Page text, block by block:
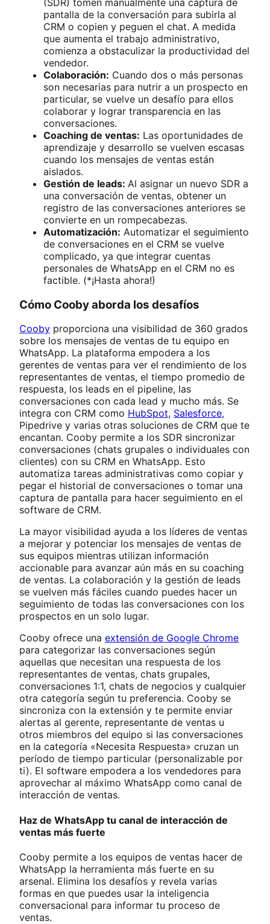
pantalla de la conversación para subirla al
CRM o copien y peguen el chat. A medida
que aumenta el trabajo administrativo,
comienza a obstaculizar la productividad del
vendedor.
Colaboración: Cuando dos o más personas
son necesarias para nutrir a un prospecto en
particular, se vuelve un desafío para ellos
colaborar y lograr transparencia en las
conversaciones.
Coaching de ventas: Las oportunidades de
aprendizaje y desarrollo se vuelven escasas
cuando los mensajes de ventas están
aislados.
Gestión de leads: Al asignar un nuevo SDR a
una conversación de ventas, obtener un
registro de las conversaciones anteriores se
convierte en un rompecabezas.
Automatización: Automatizar el seguimiento
de conversaciones en el CRM se vuelve
complicado, ya que integrar cuentas
personales de WhatsApp en el CRM no es
factible. (*¡Hasta ahora!)
Cómo Cooby aborda los desafíos
Cooby proporciona una visibilidad de 360 grados
sobre los mensajes de ventas de tu equipo en
WhatsApp. La plataforma empodera a los
gerentes de ventas para ver el rendimiento de los
representantes de ventas, el tiempo promedio de
respuesta, los leads en el pipeline, las
conversaciones con cada lead y mucho más. Se
integra con CRM como HubSpot, Salesforce,
Pipedrive y varias otras soluciones de CRM que te
encantan. Cooby permite a los SDR sincronizar
conversaciones (chats grupales o individuales con
clientes) con su CRM en WhatsApp. Esto
automatiza tareas administrativas como copiar y
pegar el historial de conversaciones o tomar una
captura de pantalla para hacer seguimiento en el
software de CRM.
La mayor visibilidad ayuda a los líderes de ventas
a mejorar y potenciar los mensajes de ventas de
sus equipos mientras utilizan información
accionable para avanzar aún más en su coaching
de ventas. La colaboración y la gestión de leads
se vuelven más fáciles cuando puedes hacer un
seguimiento de todas las conversaciones con los
prospectos en un solo lugar.
Cooby ofrece una extensión de Google Chrome
para categorizar las conversaciones según
aquellas que necesitan una respuesta de los
representantes de ventas, chats grupales,
conversaciones 1:1, chats de negocios y cualquier
otra categoría según tu preferencia. Cooby se
sincroniza con la extensión y te permite enviar
alertas al gerente, representante de ventas u
otros miembros del equipo si las conversaciones
en la categoría «Necesita Respuesta» cruzan un
período de tiempo particular (personalizable por
ti). El software empodera a los vendedores para
aprovechar al máximo WhatsApp como canal de
interacción de ventas.
Haz de WhatsApp tu canal de interacción de
ventas más fuerte
Cooby permite a los equipos de ventas hacer de
WhatsApp la herramienta más fuerte en su
arsenal. Elimina los desafíos y revela varias
formas en que puedes usar la inteligencia
conversacional para informar tu proceso de
ventas.